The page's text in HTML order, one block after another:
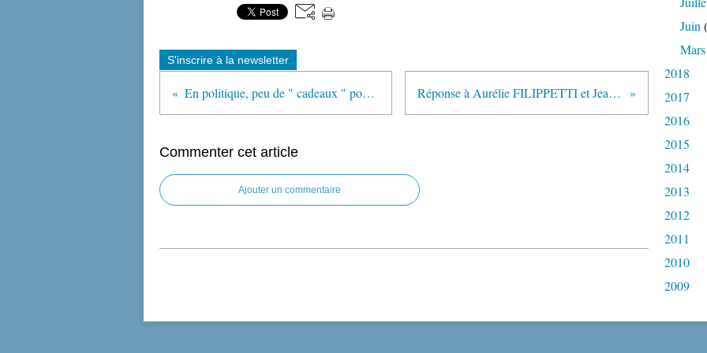
S'inscrire à la newsletter
En politique, peu de " cadeaux " pour les plus jeunes... Réponse à Aurélie FILIPPETTI et Jean-Louis MASSON
Commenter cet article
Ajouter un commentaire
Juin
Mars
2018
2017
2016
2015
2014
2013
2012
2011
2010
2009